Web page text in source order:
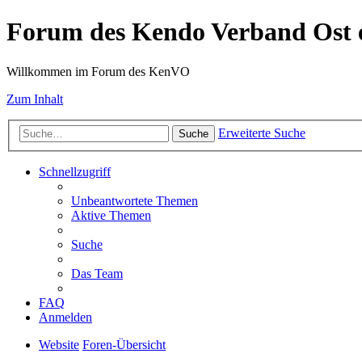
Forum des Kendo Verband Ost
Willkommen im Forum des KenVO
Zum Inhalt
Suche Erweiterte Suche
Schnellzugriff
Unbeantwortete Themen
Aktive Themen
Suche
Das Team
FAQ
Anmelden
Website Foren-Übersicht